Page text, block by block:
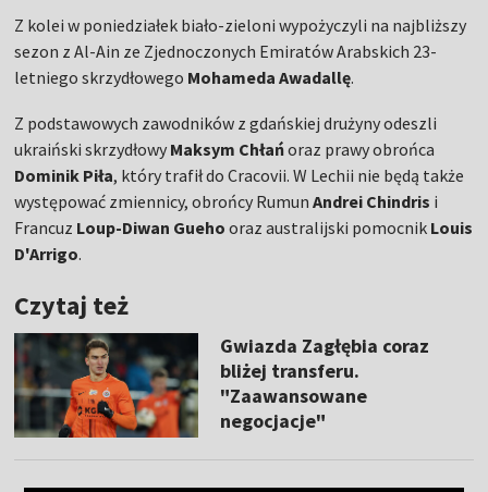
Z kolei w poniedziałek biało-zieloni wypożyczyli na najbliższy
sezon z Al-Ain ze Zjednoczonych Emiratów Arabskich 23-
letniego skrzydłowego Mohameda Awadallę.
Z podstawowych zawodników z gdańskiej drużyny odeszli
ukraiński skrzydłowy Maksym Chłańoraz prawy obrońca
Dominik Piła, który trafił do Cracovii. W Lechii nie będą także
występować zmiennicy, obrońcy RumunAndrei Chindris i
Francuz Loup-Diwan Gueho oraz australijski pomocnik Louis
D'Arrigo.
Czytaj też
Gwiazda Zagłębia coraz
bliżej transferu.
"Zaawansowane
negocjacje"